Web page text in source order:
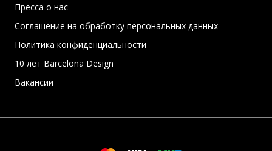
Пресса о нас
Соглашение на обработку персональных данных
Политика конфиденциальности
10 лет Barcelona Design
Вакансии